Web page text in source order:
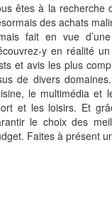
êtes à la recherche
des achats
fait en vue
y en réalité
et avis les plus
de divers
le multimédia et
et les loisirs. Et
le choix des
Faites à présent